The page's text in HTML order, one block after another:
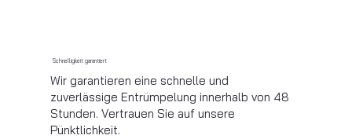
Schnelligkeit garantiert
Wir garantieren eine schnelle und
zuverlässige Entrümpelung innerhalb von 48
Stunden. Vertrauen Sie auf unsere
Pünktlichkeit.